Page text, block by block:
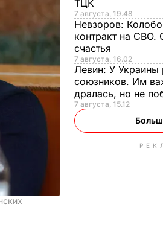
ТЦК
7 августа, 19.48
Невзоров:
контракт на СВО.
счастья
7 августа, 16.02
Левин: У Украины
союзников. Им
дралась, но не
7 августа, 15.12